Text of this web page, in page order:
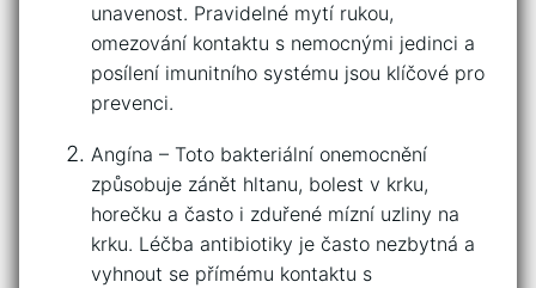
⁤unavenost. ⁣Pravidelné mytí rukou,
omezování kontaktu s nemocnými jedinci a
posílení imunitního⁣ systému jsou⁤ klíčové pro
prevenci.
Angína – ​Toto bakteriální onemocnění
způsobuje zánět ⁢hltanu, bolest v krku,
horečku a ⁣často i zduřené mízní ‌uzliny na
krku. Léčba antibiotiky je často ​nezbytná a
‍vyhnout se přímému ​kontaktu ​s